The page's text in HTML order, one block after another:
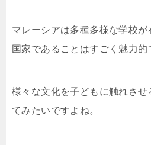
マレーシアは多種多様な学校
国家であることはすごく魅力的
様々な文化を子どもに触れさせ
てみたいですよね。